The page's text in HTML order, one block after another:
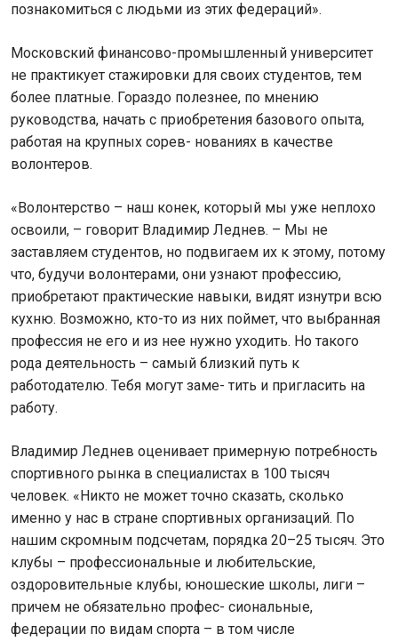
познакомиться с людьми из этих федераций».
Московский финансово-промышленный университет
не практикует стажировки для своих студентов, тем
более платные. Гораздо полезнее, по мнению
руководства, начать с приобретения базового опыта,
работая на крупных сорев- нованиях в качестве
волонтеров.
«Волонтерство – наш конек, который мы уже неплохо
освоили, – говорит Владимир Леднев. – Мы не
заставляем студентов, но подвигаем их к этому, потому
что, будучи волонтерами, они узнают профессию,
приобретают практические навыки, видят изнутри всю
кухню. Возможно, кто-то из них поймет, что выбранная
профессия не его и из нее нужно уходить. Но такого
рода деятельность – самый близкий путь к
работодателю. Тебя могут заме- тить и пригласить на
работу.
Владимир Леднев оценивает примерную потребность
спортивного рынка в специалистах в 100 тысяч
человек. «Никто не может точно сказать, сколько
именно у нас в стране спортивных организаций. По
нашим скромным подсчетам, порядка 20–25 тысяч. Это
клубы – профессиональные и любительские,
оздоровительные клубы, юношеские школы, лиги –
причем не обязательно профес- сиональные,
федерации по видам спорта – в том числе